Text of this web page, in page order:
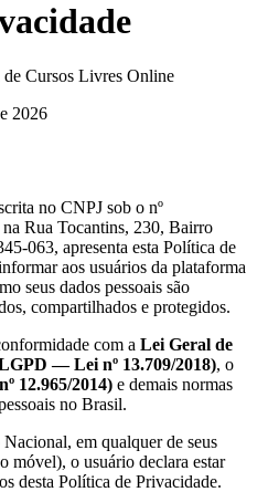
Cursos Livres Online
2026
no CNPJ sob o nº
Rua Tocantins, 230, Bairro
063, apresenta esta Política de
aos usuários da plataforma
seus dados pessoais são
compartilhados e protegidos.
com a Lei Geral de
— Lei nº 13.709/2018), o
12.965/2014) e demais normas
no Brasil.
em qualquer de seus
móvel), o usuário declara estar
desta Política de Privacidade.